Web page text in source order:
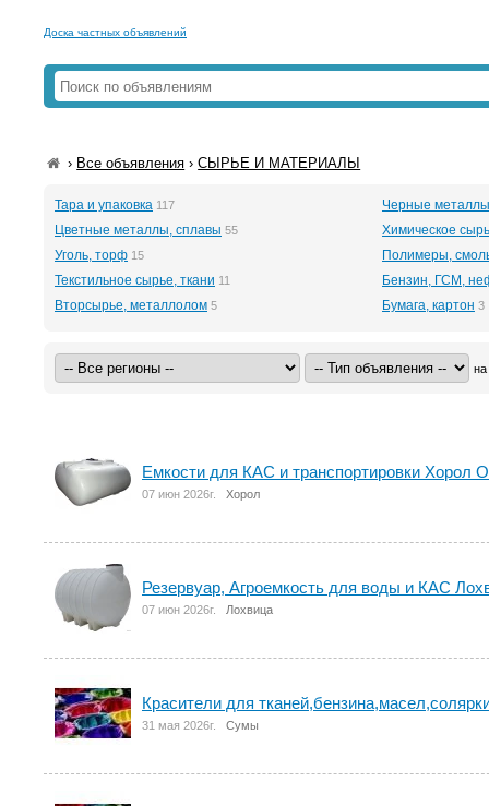
Доска частных объявлений
› Все объявления ›СЫРЬЕ И МАТЕРИАЛЫ
Тара и упаковка 117
Черные
Цветные металлы, сплавы 55
Химическое
Уголь, торф 15
Полимеры,
Текстильное сырье, ткани 11
Бензин, ГСМ,
Вторсырье, металлолом 5 Бумага, картон 3
на
Емкости для КАС и транспортировки Хорол
07 июн 2026г. Хорол
Резервуар, Агроемкость для воды и КАС
07 июн 2026г. Лохвица
Красители для
31 мая 2026г. Сумы